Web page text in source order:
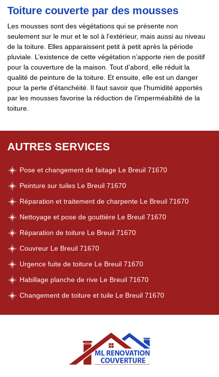
Toiture couverte par des mousses
Les mousses sont des végétations qui se présente non
seulement sur le mur et le sol à l’extérieur, mais aussi au niveau
de la toiture. Elles apparaissent petit à petit après la période
pluviale. L’existence de cette végétation n’apporte rien de positif
pour la couverture de la maison. Tout d’abord, elle réduit la
qualité de peinture de la toiture. Et ensuite, elle est un danger
pour la perte d’étanchéité. Il faut savoir que l’humidité apportés
par les mousses favorise la réduction de l’imperméabilité de la
toiture.
AUTRES SERVICES
Pose et changement de faitage Le Breuil 71670
Peinture sur tuiles Le Breuil 71670
Réparation et traitement de charpente Le Breuil 71670
Nettoyage et pose de gouttière Le Breuil 71670
Réparation de toiture Le Breuil 71670
Couvreur Le Breuil 71670
Urgence fuite de toiture Le Breuil 71670
Habillage planche de rive Le Breuil 71670
Changement de toiture et tuile Le Breuil 71670